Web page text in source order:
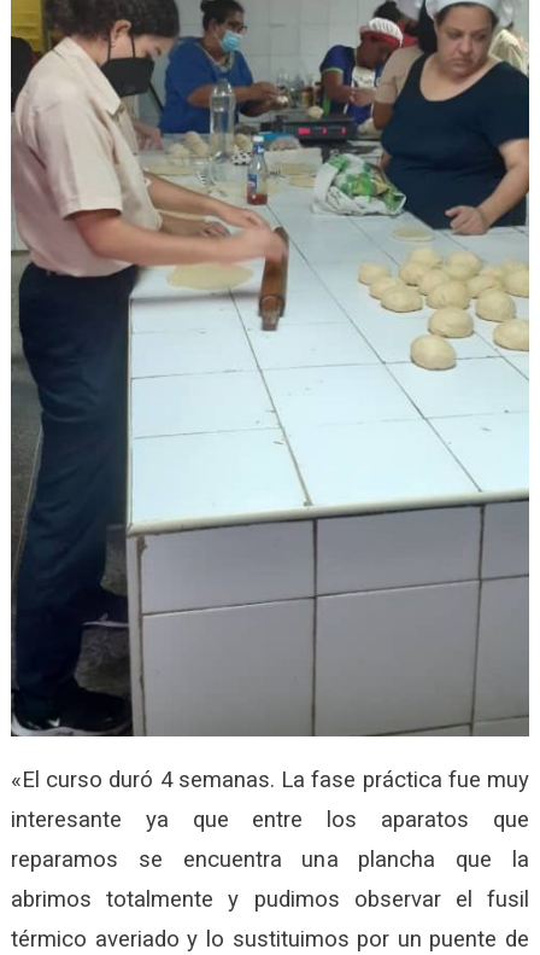
«El curso duró 4 semanas. La fase práctica fue muy
interesante ya que entre los aparatos que
reparamos se encuentra una plancha que la
abrimos totalmente y pudimos observar el fusil
térmico averiado y lo sustituimos por un puente de